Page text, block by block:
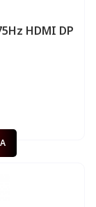
HDMI DP